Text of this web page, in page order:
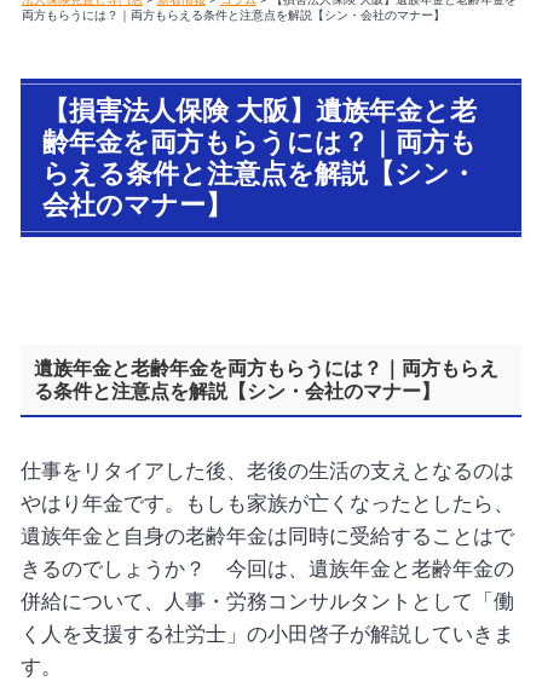
両方もらうには？｜両方もらえる条件と注意点を解説【シン・会社のマナー】
【損害法人保険 大阪】遺族年金と老
齢年金を両方もらうには？｜両方も
らえる条件と注意点を解説【シン・
会社のマナー】
遺族年金と老齢年金を両方もらうには？｜両方もらえ
る条件と注意点を解説【シン・会社のマナー】
仕事をリタイアした後、老後の生活の支えとなるのは
やはり年金です。もしも家族が亡くなったとしたら、
遺族年金と自身の老齢年金は同時に受給することはで
きるのでしょうか？ 今回は、遺族年金と老齢年金の
併給について、人事・労務コンサルタントとして「働
く人を支援する社労士」の小田啓子が解説していきま
す。